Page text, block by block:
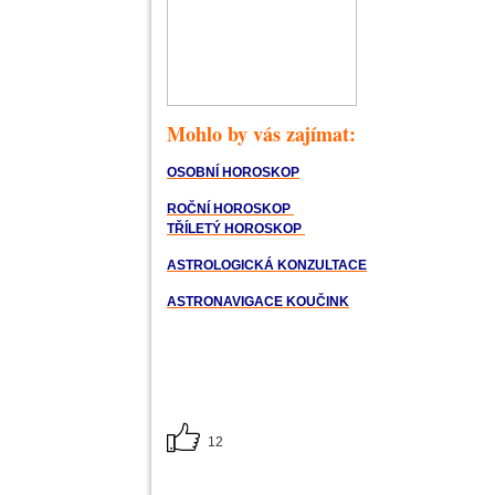
Mohlo by vás zajímat:
OSOBNÍ HOROSKOP
ROČNÍ HOROSKOP
TŘÍLETÝ HOROSKOP
ASTROLOGICKÁ KONZULTACE
ASTRONAVIGACE KOUČINK
12